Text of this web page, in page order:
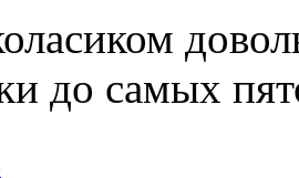
до самых